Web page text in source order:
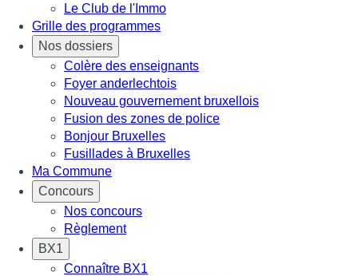
Le Club de l'Immo
Grille des programmes
Nos dossiers
Colère des enseignants
Foyer anderlechtois
Nouveau gouvernement bruxellois
Fusion des zones de police
Bonjour Bruxelles
Fusillades à Bruxelles
Ma Commune
Concours
Nos concours
Règlement
BX1
Connaître BX1